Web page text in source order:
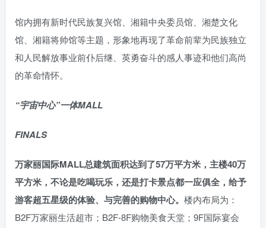
馆内拥有新时代民族复兴馆、湘籍中央委员馆、湘楚文化
馆、湘籍将帅馆等主题，形象地再现了革命前辈为民族独立
和人民解放事业前仆后继、英勇奋斗的感人事迹和他们高尚
的革命情怀。
“宇宙中心”一体MALL
FINALS
万家丽国际MALL总建筑面积达到了57万平方米，主楼40万
平方米，不论是吃喝玩乐，还是打卡景点都一应俱全，给予
游客超五星级的体验、与完善的购物中心。 楼内布局为：
B2F万家丽生活超市；B2F-8F购物美食天堂；9F国际宴会